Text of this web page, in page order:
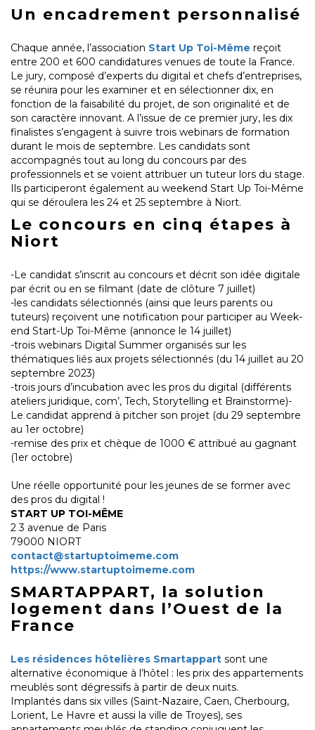
Un encadrement personnalisé
Chaque année, l’association Start Up Toi-Même reçoit
entre 200 et 600 candidatures venues de toute la France.
Le jury, composé d’experts du digital et chefs d’entreprises,
se réunira pour les examiner et en sélectionner dix, en
fonction de la faisabilité du projet, de son originalité et de
son caractère innovant. A l’issue de ce premier jury, les dix
finalistes s’engagent à suivre trois webinars de formation
durant le mois de septembre. Les candidats sont
accompagnés tout au long du concours par des
professionnels et se voient attribuer un tuteur lors du stage.
Ils participeront également au weekend Start Up Toi-Même
qui se déroulera les 24 et 25 septembre à Niort.
Le concours en cinq étapes à
Niort
-Le candidat s’inscrit au concours et décrit son idée digitale
par écrit ou en se filmant (date de clôture 7 juillet)
-les candidats sélectionnés (ainsi que leurs parents ou
tuteurs) reçoivent une notification pour participer au Week-
end Start-Up Toi-Même (annonce le 14 juillet)
-trois webinars Digital Summer organisés sur les
thématiques liés aux projets sélectionnés (du 14 juillet au 20
septembre 2023)
-trois jours d’incubation avec les pros du digital (différents
ateliers juridique, com’, Tech, Storytelling et Brainstorme)-
Le candidat apprend à pitcher son projet (du 29 septembre
au 1er octobre)
-remise des prix et chèque de 1000 € attribué au gagnant
(1er octobre)
Une réelle opportunité pour les jeunes de se former avec
des pros du digital !
START UP TOI-MÊME
2 3 avenue de Paris
79000 NIORT
contact@startuptoimeme.com
https://www.startuptoimeme.com
SMARTAPPART, la solution
logement dans l’Ouest de la
France
Les résidences hôtelières Smartappart sont une
alternative économique à l’hôtel : les prix des appartements
meublés sont dégressifs à partir de deux nuits.
Implantés dans six villes (Saint-Nazaire, Caen, Cherbourg,
Lorient, Le Havre et aussi la ville de Troyes), ses